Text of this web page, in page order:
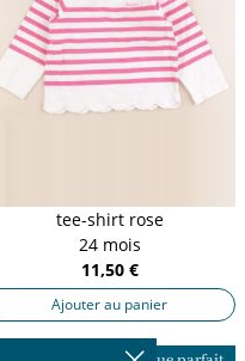
tee-shirt rose
24 mois
11,50 €
Ajouter au panier